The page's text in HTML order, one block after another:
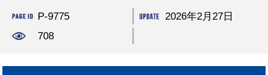
P-9775
2026年2月27日
708